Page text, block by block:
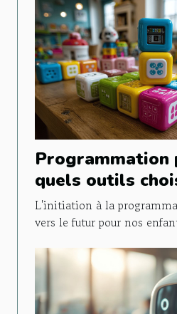
Programmation
quels outils
initier vos
L'initiation à la
vers le futur pour nos